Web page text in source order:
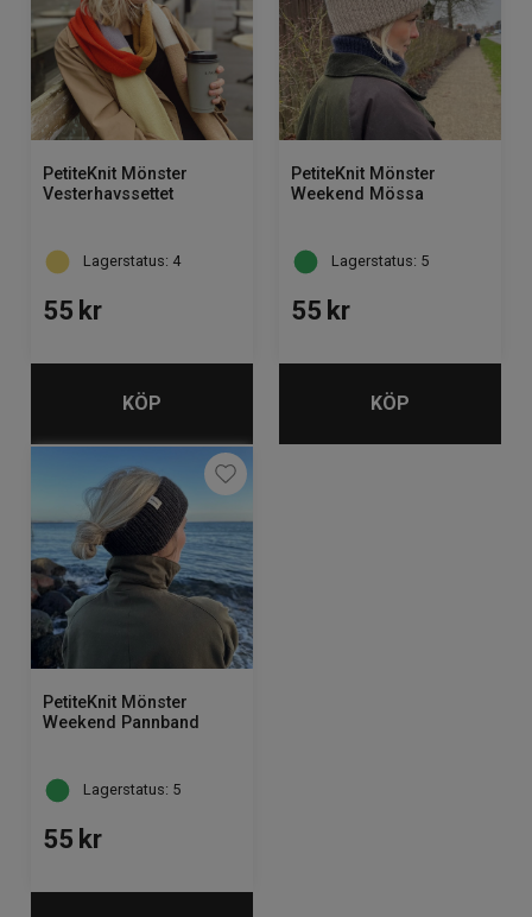
PetiteKnit Mönster
Vesterhavssettet
Lagerstatus: 4
55 kr
KÖP
PetiteKnit Mönster
Weekend Mössa
Lagerstatus: 5
55 kr
KÖP
PetiteKnit Mönster
Weekend Pannband
Lagerstatus: 5
55 kr